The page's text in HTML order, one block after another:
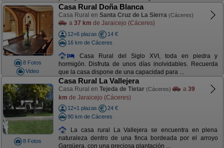
8 Fotos
Video
Casa Rural Doña Blanca
Casa Rural en Santa Cruz de La Sierra (Cáceres)
a 37 km de Jaraicejo (Cáceres)
12+6 plazas
14 €
16 km de Cáceres
Casa Rural del Siglo XVI, toda en piedra y
hormigón. Disfruta de unos días inolvidables. Recuerda
que la casa dispone de una capacidad para ...
8 Fotos
Casa Rural La Vallejera
Casa Rural en Tejeda de Tietar (Cáceres) a 39
km de Jaraicejo (Cáceres)
12+1 plazas
24 €
90 km de Cáceres
La casa rural La Vallejera se encuentra en plena
naturaleza dentro de una finca bordeada por el arroyo
Gargüera, con una preciosa plantación ...